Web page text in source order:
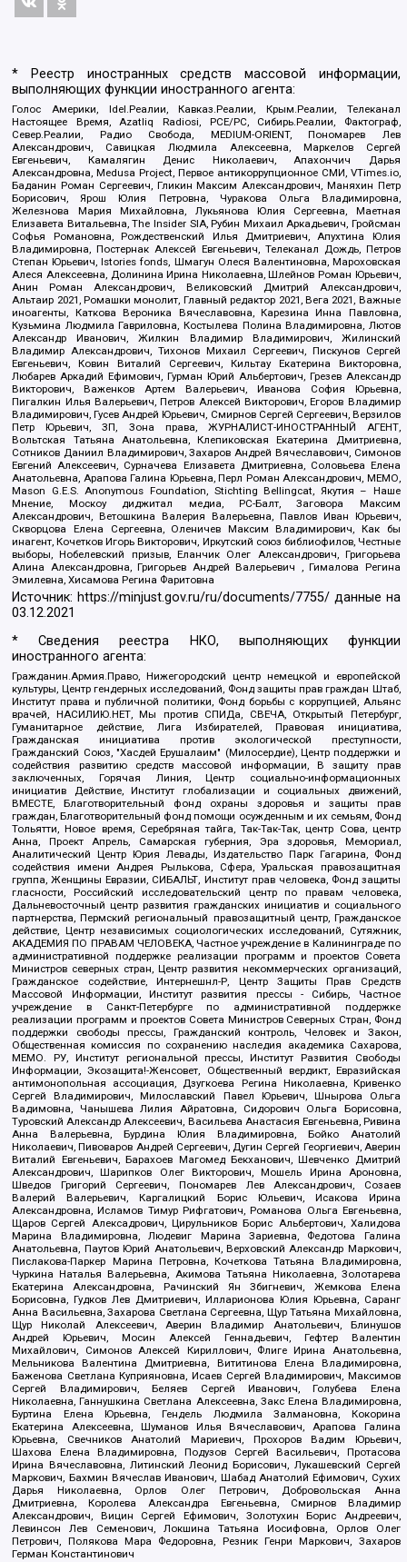
* Реестр иностранных средств массовой информации,
выполняющих функции иностранного агента:
Голос Америки, Idel.Реалии, Кавказ.Реалии, Крым.Реалии, Телеканал
Настоящее Время, Azatliq Radiosi, PCE/PC, Сибирь.Реалии, Фактограф,
Север.Реалии, Радио Свобода, MEDIUM-ORIENT, Пономарев Лев
Александрович, Савицкая Людмила Алексеевна, Маркелов Сергей
Евгеньевич, Камалягин Денис Николаевич, Апахончич Дарья
Александровна, Medusa Project, Первое антикоррупционное СМИ, VTimes.io,
Баданин Роман Сергеевич, Гликин Максим Александрович, Маняхин Петр
Борисович, Ярош Юлия Петровна, Чуракова Ольга Владимировна,
Железнова Мария Михайловна, Лукьянова Юлия Сергеевна, Маетная
Елизавета Витальевна, The Insider SIA, Рубин Михаил Аркадьевич, Гройсман
Софья Романовна, Рождественский Илья Дмитриевич, Апухтина Юлия
Владимировна, Постернак Алексей Евгеньевич, Телеканал Дождь, Петров
Степан Юрьевич, Istories fonds, Шмагун Олеся Валентиновна, Мароховская
Алеся Алексеевна, Долинина Ирина Николаевна, Шлейнов Роман Юрьевич,
Анин Роман Александрович, Великовский Дмитрий Александрович,
Альтаир 2021, Ромашки монолит, Главный редактор 2021, Вега 2021, Важные
иноагенты, Каткова Вероника Вячеславовна, Карезина Инна Павловна,
Кузьмина Людмила Гавриловна, Костылева Полина Владимировна, Лютов
Александр Иванович, Жилкин Владимир Владимирович, Жилинский
Владимир Александрович, Тихонов Михаил Сергеевич, Пискунов Сергей
Евгеньевич, Ковин Виталий Сергеевич, Кильтау Екатерина Викторовна,
Любарев Аркадий Ефимович, Гурман Юрий Альбертович, Грезев Александр
Викторович, Важенков Артем Валерьевич, Иванова София Юрьевна,
Пигалкин Илья Валерьевич, Петров Алексей Викторович, Егоров Владимир
Владимирович, Гусев Андрей Юрьевич, Смирнов Сергей Сергеевич, Верзилов
Петр Юрьевич, ЗП, Зона права, ЖУРНАЛИСТ-ИНОСТРАННЫЙ АГЕНТ,
Вольтская Татьяна Анатольевна, Клепиковская Екатерина Дмитриевна,
Сотников Даниил Владимирович, Захаров Андрей Вячеславович, Симонов
Евгений Алексеевич, Сурначева Елизавета Дмитриевна, Соловьева Елена
Анатольевна, Арапова Галина Юрьевна, Перл Роман Александрович, МЕМО,
Mason G.E.S. Anonymous Foundation, Stichting Bellingcat, Якутия – Наше
Мнение, Москоу диджитал медиа, РС-Балт, Заговора Максим
Александрович, Ветошкина Валерия Валерьевна, Павлов Иван Юрьевич,
Скворцова Елена Сергеевна, Оленичев Максим Владимирович, Как бы
инагент, Кочетков Игорь Викторович, Иркутский союз библиофилов, Честные
выборы, Нобелевский призыв, Еланчик Олег Александрович, Григорьева
Алина Александровна, Григорьев Андрей Валерьевич , Гималова Регина
Эмилевна, Хисамова Регина Фаритовна
Источник: https://minjust.gov.ru/ru/documents/7755/ данные на
03.12.2021
* Сведения реестра НКО, выполняющих функции
иностранного агента:
Гражданин.Армия.Право, Нижегородский центр немецкой и европейской
культуры, Центр гендерных исследований, Фонд защиты прав граждан Штаб,
Институт права и публичной политики, Фонд борьбы с коррупцией, Альянс
врачей, НАСИЛИЮ.НЕТ, Мы против СПИДа, СВЕЧА, Открытый Петербург,
Гуманитарное действие, Лига Избирателей, Правовая инициатива,
Гражданская инициатива против экологической преступности,
Гражданский Союз, "Хасдей Ерушалаим" (Милосердие), Центр поддержки и
содействия развитию средств массовой информации, В защиту прав
заключенных, Горячая Линия, Центр социально-информационных
инициатив Действие, Институт глобализации и социальных движений,
ВМЕСТЕ, Благотворительный фонд охраны здоровья и защиты прав
граждан, Благотворительный фонд помощи осужденным и их семьям, Фонд
Тольятти, Новое время, Серебряная тайга, Так-Так-Так, центр Сова, центр
Анна, Проект Апрель, Самарская губерния, Эра здоровья, Мемориал,
Аналитический Центр Юрия Левады, Издательство Парк Гагарина, Фонд
содействия имени Андрея Рылькова, Сфера, Уральская правозащитная
группа, Женщины Евразии, СИБАЛЬТ, Институт прав человека, Фонд защиты
гласности, Российский исследовательский центр по правам человека,
Дальневосточный центр развития гражданских инициатив и социального
партнерства, Пермский региональный правозащитный центр, Гражданское
действие, Центр независимых социологических исследований, Сутяжник,
АКАДЕМИЯ ПО ПРАВАМ ЧЕЛОВЕКА, Частное учреждение в Калининграде по
административной поддержке реализации программ и проектов Совета
Министров северных стран, Центр развития некоммерческих организаций,
Гражданское содействие, Интернешнл-Р, Центр Защиты Прав Средств
Массовой Информации, Институт развития прессы - Сибирь, Частное
учреждение в Санкт-Петербурге по административной поддержке
реализации программ и проектов Совета Министров Северных Стран, Фонд
поддержки свободы прессы, Гражданский контроль, Человек и Закон,
Общественная комиссия по сохранению наследия академика Сахарова,
МЕМО. РУ, Институт региональной прессы, Институт Развития Свободы
Информации, Экозащита!-Женсовет, Общественный вердикт, Евразийская
антимонопольная ассоциация, Дзугкоева Регина Николаевна, Кривенко
Сергей Владимирович, Милославский Павел Юрьевич, Шнырова Ольга
Вадимовна, Чанышева Лилия Айратовна, Сидорович Ольга Борисовна,
Туровский Александр Алексеевич, Васильева Анастасия Евгеньевна, Ривина
Анна Валерьевна, Бурдина Юлия Владимировна, Бойко Анатолий
Николаевич, Пивоваров Андрей Сергеевич, Дугин Сергей Георгиевич, Аверин
Виталий Евгеньевич, Барахоев Магомед Бекханович, Шевченко Дмитрий
Александрович, Шарипков Олег Викторович, Мошель Ирина Ароновна,
Шведов Григорий Сергеевич, Пономарев Лев Александрович, Созаев
Валерий Валерьевич, Каргалицкий Борис Юльевич, Исакова Ирина
Александровна, Исламов Тимур Рифгатович, Романова Ольга Евгеньевна,
Щаров Сергей Алексадрович, Цирульников Борис Альбертович, Халидова
Марина Владимировна, Людевиг Марина Зариевна, Федотова Галина
Анатольевна, Паутов Юрий Анатольевич, Верховский Александр Маркович,
Пислакова-Паркер Марина Петровна, Кочеткова Татьяна Владимировна,
Чуркина Наталья Валерьевна, Акимова Татьяна Николаевна, Золотарева
Екатерина Александровна, Рачинский Ян Збигневич, Жемкова Елена
Борисовна, Гудков Лев Дмитриевич, Илларионова Юлия Юрьевна, Саранг
Анна Васильевна, Захарова Светлана Сергеевна, Щур Татьяна Михайловна,
Щур Николай Алексеевич, Аверин Владимир Анатольевич, Блинушов
Андрей Юрьевич, Мосин Алексей Геннадьевич, Гефтер Валентин
Михайлович, Симонов Алексей Кириллович, Флиге Ирина Анатольевна,
Мельникова Валентина Дмитриевна, Вититинова Елена Владимировна,
Баженова Светлана Куприяновна, Исаев Сергей Владимирович, Максимов
Сергей Владимирович, Беляев Сергей Иванович, Голубева Елена
Николаевна, Ганнушкина Светлана Алексеевна, Закс Елена Владимировна,
Буртина Елена Юрьевна, Гендель Людмила Залмановна, Кокорина
Екатерина Алексеевна, Шуманов Илья Вячеславович, Арапова Галина
Юрьевна, Свечников Анатолий Мариевич, Прохоров Вадим Юрьевич,
Шахова Елена Владимировна, Подузов Сергей Васильевич, Протасова
Ирина Вячеславовна, Литинский Леонид Борисович, Лукашевский Сергей
Маркович, Бахмин Вячеслав Иванович, Шабад Анатолий Ефимович, Сухих
Дарья Николаевна, Орлов Олег Петрович, Добровольская Анна
Дмитриевна, Королева Александра Евгеньевна, Смирнов Владимир
Александрович, Вицин Сергей Ефимович, Золотухин Борис Андреевич,
Левинсон Лев Семенович, Локшина Татьяна Иосифовна, Орлов Олег
Петрович, Полякова Мара Федоровна, Резник Генри Маркович, Захаров
Герман Константинович